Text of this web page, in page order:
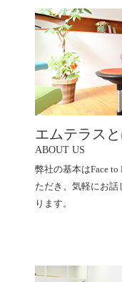
エムテラス
ABOUT US
弊社の基本はFace
ただき、気軽にお
ります。